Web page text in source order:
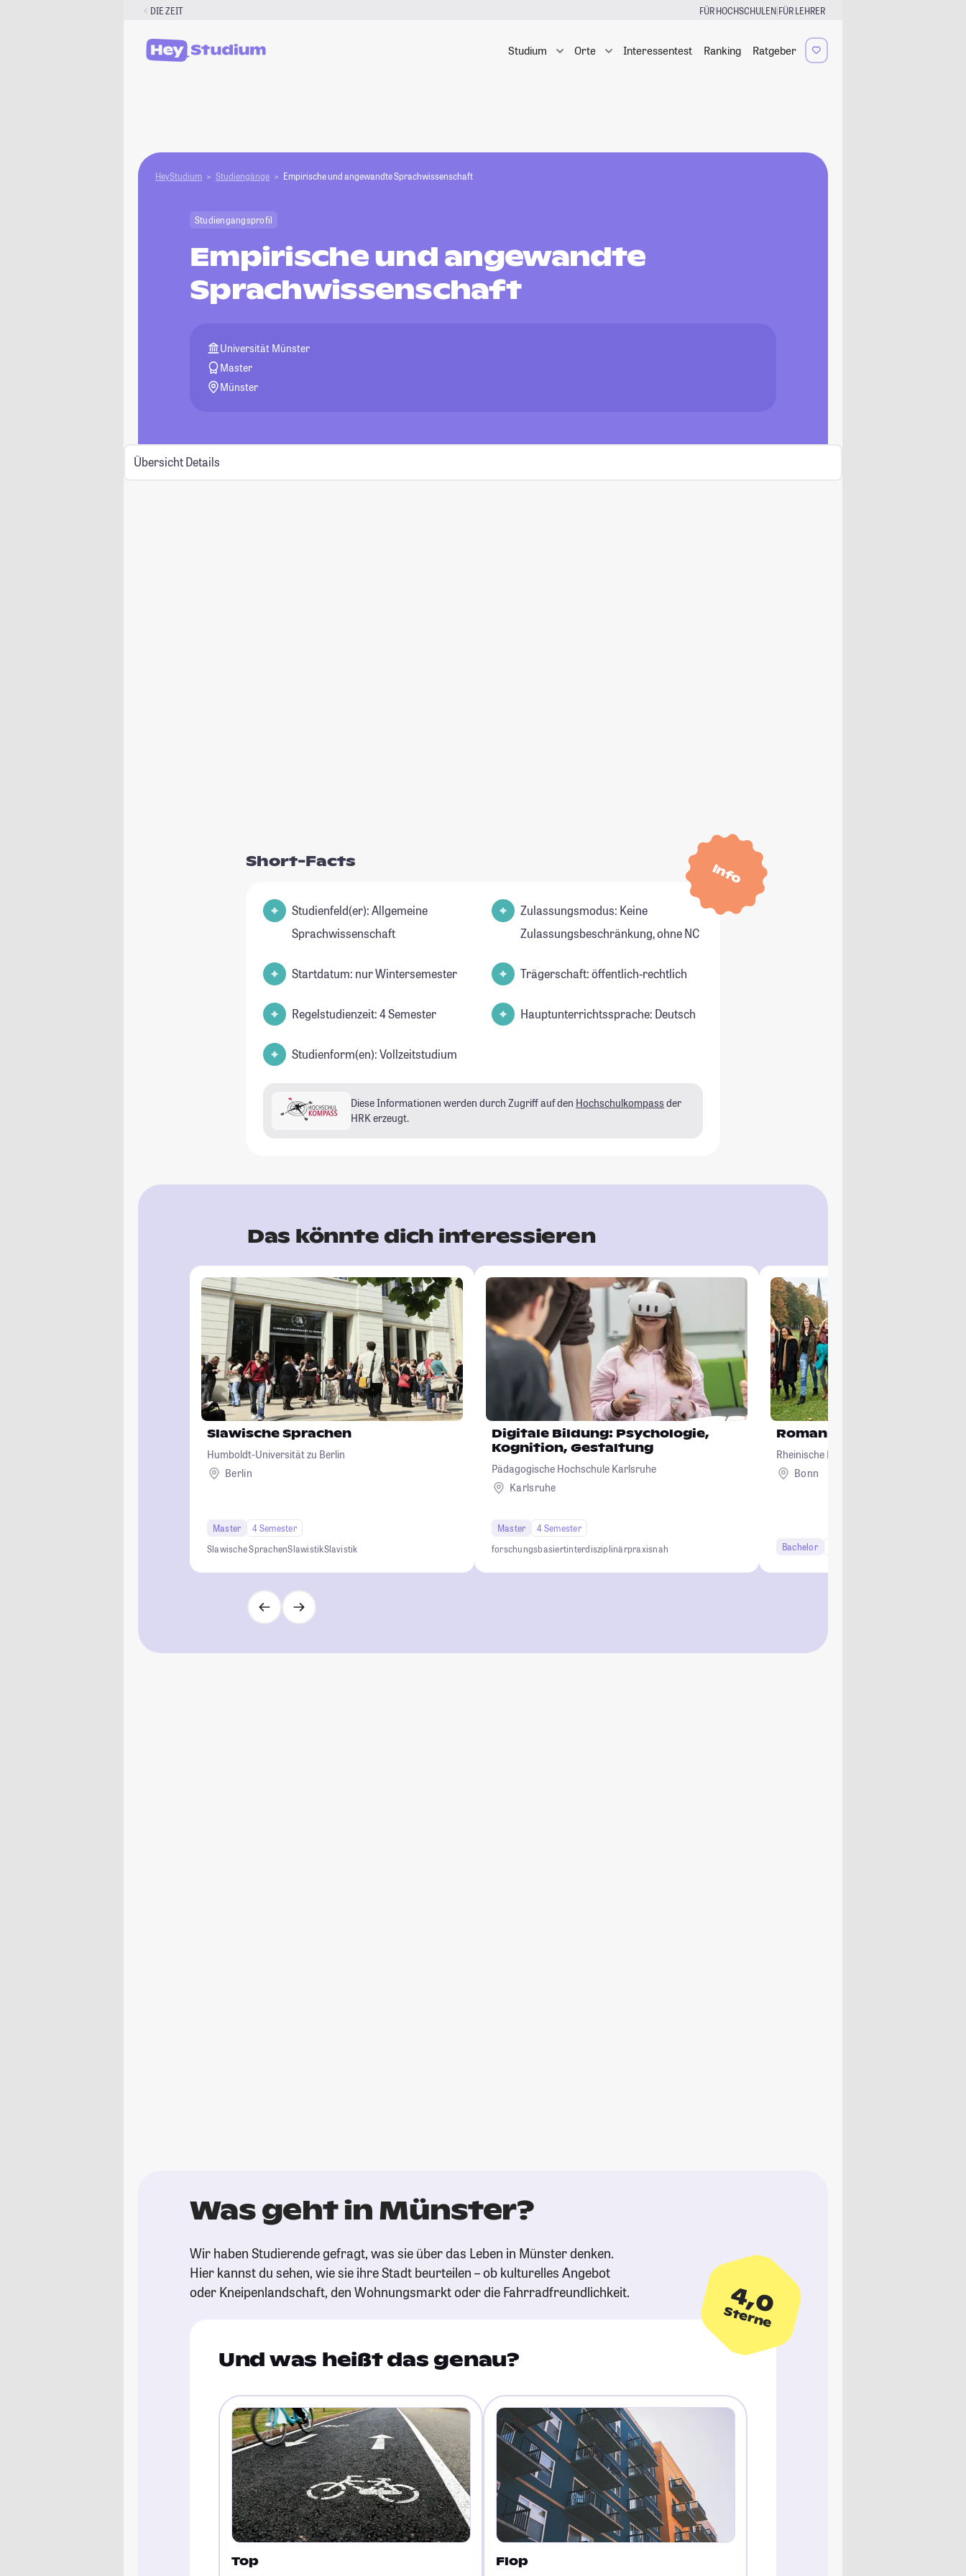
DIE ZEIT FÜR HOCHSCHULEN|FÜR LEHRER
Studium Orte Interessentest Ranking Ratgeber
HeyStudium Studiengänge Empirische und angewandte Sprachwissenschaft
Studiengangsprofil
Empirische und angewandte
Sprachwissenschaft
Universität Münster
Master
Münster
Übersicht Details
Info
Short-Facts
Studienfeld(er): Allgemeine
Sprachwissenschaft
Startdatum: nur Wintersemester
Regelstudienzeit: 4 Semester
Studienform(en): Vollzeitstudium
Zulassungsmodus: Keine
Zulassungsbeschränkung, ohne NC
Trägerschaft: öffentlich-rechtlich
Hauptunterrichtssprache: Deutsch
Diese Informationen werden durch Zugriff auf den Hochschulkompass der
HRK erzeugt.
Das könnte dich interessieren
Slawische Sprachen
Humboldt-Universität zu Berlin
Berlin
Master
4 Semester
Slawische SprachenSlawistikSlavistik
Digitale Bildung: Psychologie,
Kognition, Gestaltung
Pädagogische Hochschule Karlsruhe
Karlsruhe
Master
4 Semester
forschungsbasiertinterdisziplinärpraxisnah
Romanistik
Rheinische Friedrich-Wilhelms-Universität
Bonn
Bachelor
Was geht in Münster?
Wir haben Studierende gefragt, was sie über das Leben in Münster denken.
Hier kannst du sehen, wie sie ihre Stadt beurteilen – ob kulturelles Angebot
oder Kneipenlandschaft, den Wohnungsmarkt oder die Fahrradfreundlichkeit.
4,0
Sterne
Und was heißt das genau?
Top Flop